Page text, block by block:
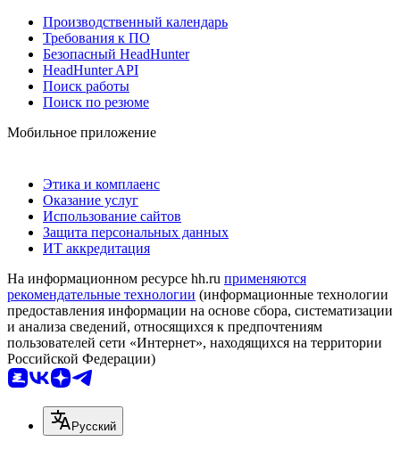
Производственный календарь
Требования к ПО
Безопасный HeadHunter
HeadHunter API
Поиск работы
Поиск по резюме
Мобильное приложение
Этика и комплаенс
Оказание услуг
Использование сайтов
Защита персональных данных
ИТ аккредитация
На информационном ресурсе hh.ru применяются
рекомендательные технологии (информационные технологии
предоставления информации на основе сбора, систематизации
и анализа сведений, относящихся к предпочтениям
пользователей сети «Интернет», находящихся на территории
Российской Федерации)
Русский